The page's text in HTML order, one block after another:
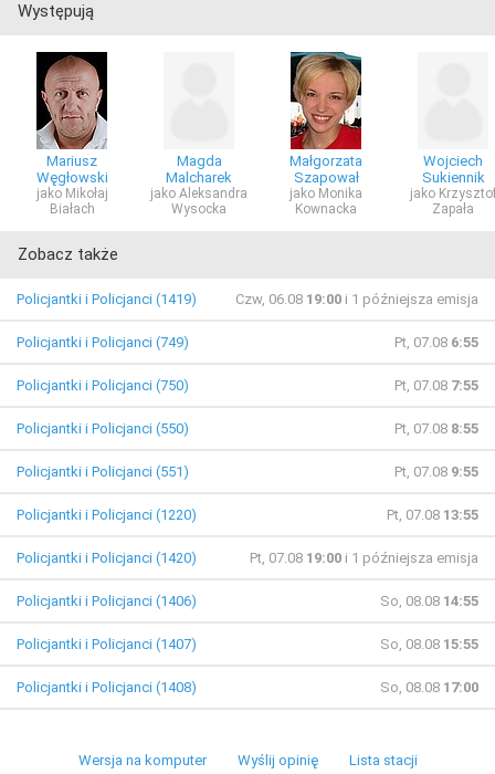
Występują
Mariusz
Węgłowski
jako Mikołaj
Białach
Magda
Malcharek
jako Aleksandra
Wysocka
Małgorzata
Szapował
jako Monika
Kownacka
Wojciech
Sukiennik
jako
Zapała
Zobacz także
Policjantki i Policjanci (1419) Czw, 06.08 19:00 i 1 późniejsza emisja
Policjantki i Policjanci (749) Pt, 07.08 6:55
Policjantki i Policjanci (750) Pt, 07.08 7:55
Policjantki i Policjanci (550) Pt, 07.08 8:55
Policjantki i Policjanci (551) Pt, 07.08 9:55
Policjantki i Policjanci (1220) Pt, 07.08 13:55
Policjantki i Policjanci (1420) Pt, 07.08 19:00 i 1 późniejsza emisja
Policjantki i Policjanci (1406) So, 08.08 14:55
Policjantki i Policjanci (1407) So, 08.08 15:55
Policjantki i Policjanci (1408) So, 08.08 17:00
Wersja na komputer Wyślij opinię Lista stacji